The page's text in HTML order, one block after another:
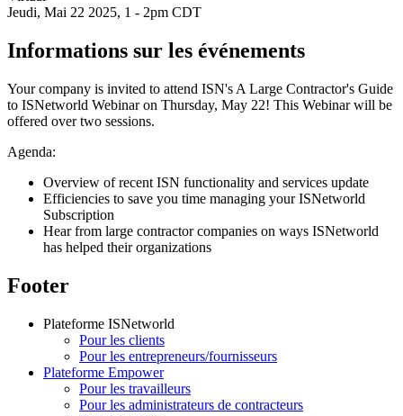
Jeudi, Mai 22 2025, 1 - 2pm CDT
Informations sur les événements
Your company is invited to attend ISN's A Large Contractor's Guide
to ISNetworld Webinar on Thursday, May 22! This Webinar will be
offered over two sessions.
Agenda:
Overview of recent ISN functionality and services update
Efficiencies to save you time managing your ISNetworld
Subscription
Hear from large contractor companies on ways ISNetworld
has helped their organizations
Footer
Plateforme ISNetworld
Pour les clients
Pour les entrepreneurs/fournisseurs
Plateforme Empower
Pour les travailleurs
Pour les administrateurs de contracteurs